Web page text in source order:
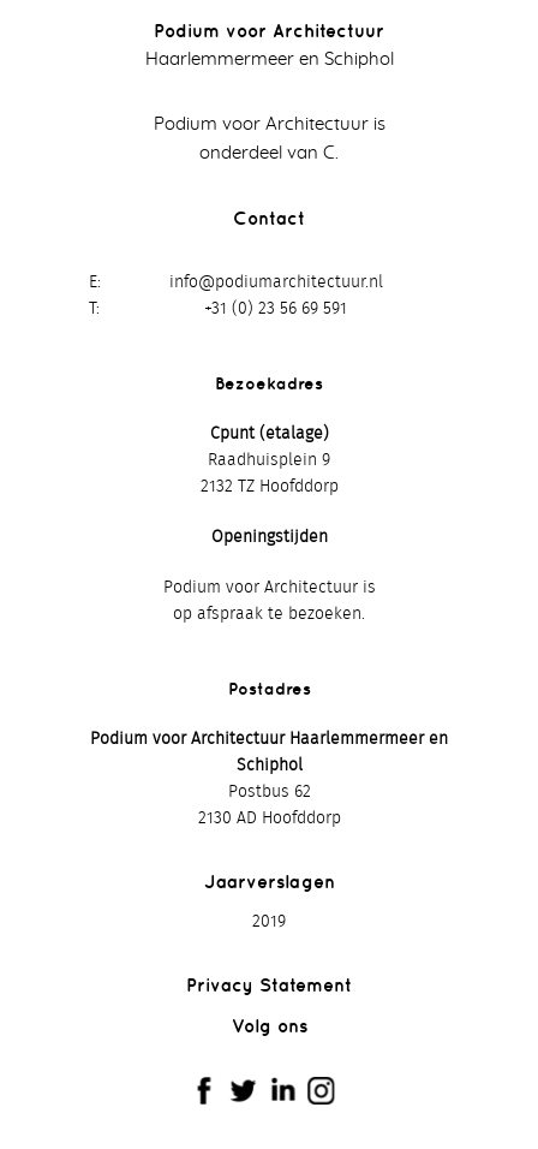
Podium voor Architectuur
Haarlemmermeer en Schiphol
Podium voor Architectuur is
onderdeel van C.
Contact
E
info@podiumarchitectuur.nl
T
+31 (0) 23 56 69 591
Bezoekadres
Cpunt (etalage)
Raadhuisplein 9
2132 TZ Hoofddorp
Openingstijden
Podium voor Architectuur is
op afspraak te bezoeken.
Postadres
Podium voor Architectuur Haarlemmermeer en
Schiphol
Postbus 62
2130 AD Hoofddorp
Jaarverslagen
2019
Privacy Statement
Volg ons